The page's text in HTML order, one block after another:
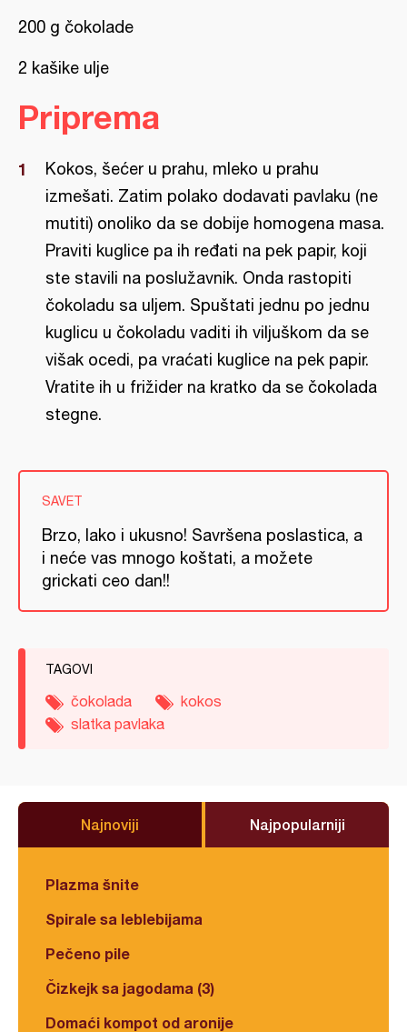
200 g čokolade
2 kašike ulje
Priprema
Kokos, šećer u prahu, mleko u prahu
izmešati. Zatim polako dodavati pavlaku (ne
mutiti) onoliko da se dobije homogena masa.
Praviti kuglice pa ih ređati na pek papir, koji
ste stavili na poslužavnik. Onda rastopiti
čokoladu sa uljem. Spuštati jednu po jednu
kuglicu u čokoladu vaditi ih viljuškom da se
višak ocedi, pa vraćati kuglice na pek papir.
Vratite ih u frižider na kratko da se čokolada
stegne.
SAVET
Brzo, lako i ukusno! Savršena poslastica, a
i neće vas mnogo koštati, a možete
grickati ceo dan!!
TAGOVI
čokolada
kokos
slatka pavlaka
Najnoviji Najpopularniji
Plazma šnite
Spirale sa leblebijama
Pečeno pile
Čizkejk sa jagodama (3)
Domaći kompot od aronije